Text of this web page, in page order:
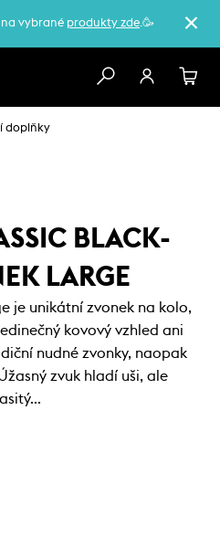
na vybrané produkty zde.🥳
doplňky
BLACK-
LARGE
je unikátní zvonek na kolo,
kovový vzhled ani
nudné zvonky, naopak
zvuk hladí uši, ale